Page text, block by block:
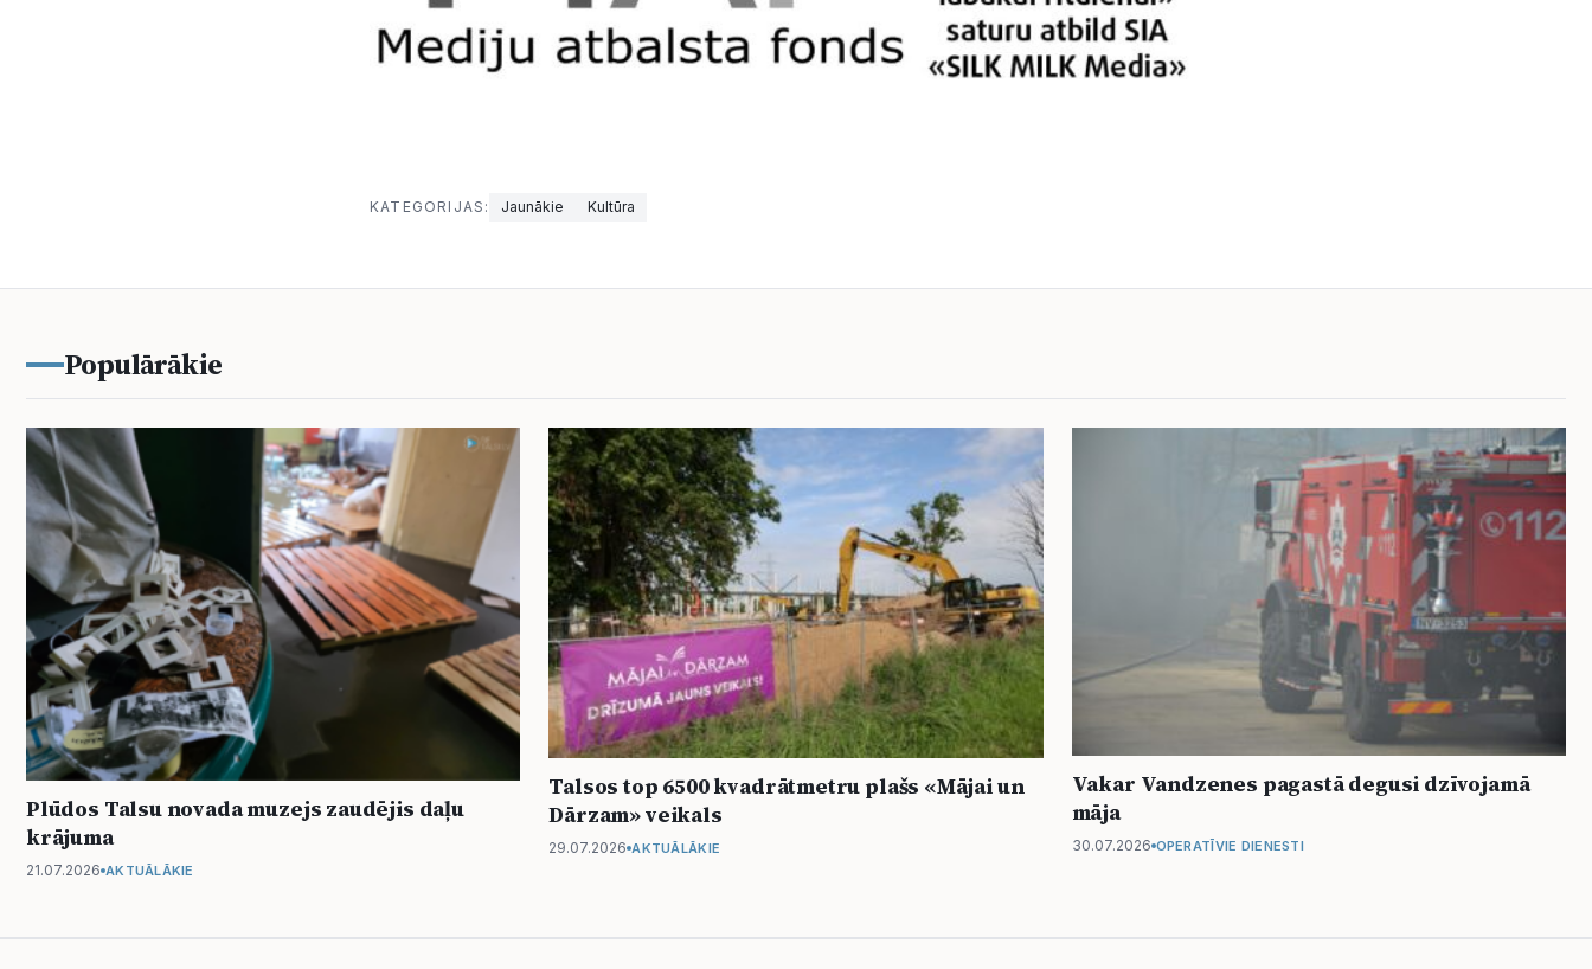
KATEGORIJAS: Jaunākie Kultūra
Populārākie
Plūdos Talsu novada muzejs zaudējis daļu
krājuma
21.07.2026 AKTUĀLĀKIE
Talsos top 6500 kvadrātmetru plašs «Mājai un
Dārzam» veikals
29.07.2026 AKTUĀLĀKIE
Vakar Vandzenes pagastā degusi dzīvojamā
māja
30.07.2026 OPERATĪVIE DIENESTI